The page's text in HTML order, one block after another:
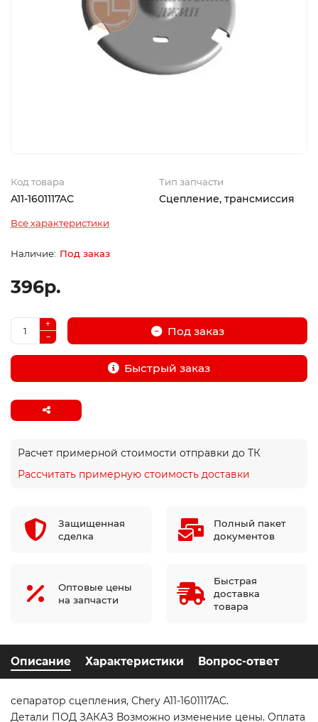
Код товара
A11-1601117AC
Тип запчасти
Сцепление, трансмиссия
Все характеристики
Под заказ
396р.
Под заказ
Быстрый заказ
Расчет примерной стоимости отправки до ТК
Рассчитать примерную стоимость доставки
Защищенная
сделка
Полный пакет
документов
Оптовые цены
на запчасти
Быстрая
доставка
товара
Описание Характеристики Вопрос-ответ
сепаратор сцепления, Chery A11-1601117AC.
Детали ПОД ЗАКАЗ Возможно изменение цены. Оплата